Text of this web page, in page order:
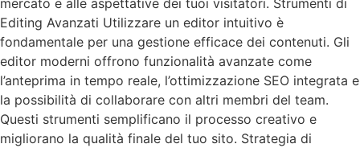
Editing Avanzati Utilizzare un editor intuitivo è
fondamentale per una gestione efficace dei contenuti. Gli
editor moderni offrono funzionalità avanzate come
l’anteprima in tempo reale, l’ottimizzazione SEO integrata e
la possibilità di collaborare con altri membri del team.
Questi strumenti semplificano il processo creativo e
migliorano la qualità finale del tuo sito. Strategia di